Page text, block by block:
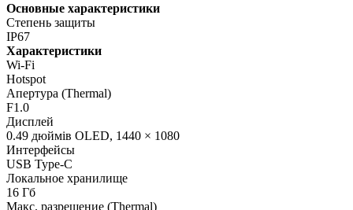
Основные характеристики
Степень защиты
IP67
Характеристики
Wi-Fi
Hotspot
Апертура (Thermal)
F1.0
Дисплей
0.49 дюймів OLED, 1440 × 1080
Интерфейсы
USB Type-C
Локальное хранилище
16 Гб
Макс. разрешение (Thermal)